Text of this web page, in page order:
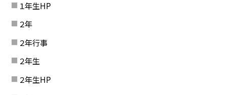
１年生HP
２年
２年行事
２年生
２年生HP